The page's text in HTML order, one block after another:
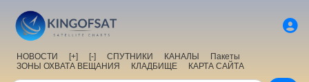
НОВОСТИ [+] [-] СПУТНИКИ КАНАЛЫ
Пакеты
ЗОНЫ ОХВАТА ВЕЩАНИЯ
КЛАДБИЩЕ КАРТА САЙТА